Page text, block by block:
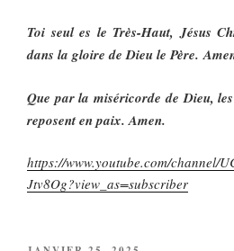
Toi seul es le Très-Haut, Jésus
dans la gloire de Dieu le Père.
Que par la miséricorde de Dieu,
reposent en paix. Amen.
https://www.youtube.com/channel/
Jtv8Og?view_as=subscriber